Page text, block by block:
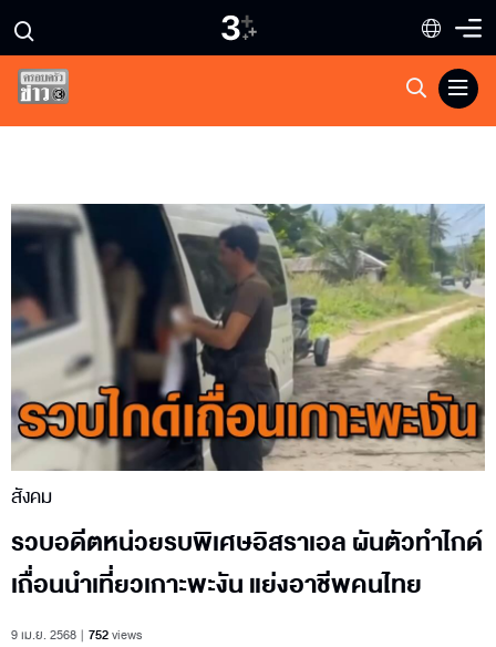
สังคม
รวบอดีตหน่วยรบพิเศษอิสราเอล ผันตัวทำไกด์
เถื่อนนำเที่ยวเกาะพะงัน แย่งอาชีพคนไทย
9 เม.ย. 2568 752views